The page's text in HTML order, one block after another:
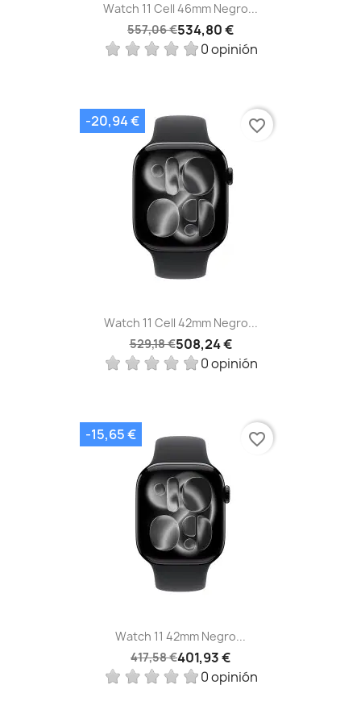
Watch 11 Cell 46mm Negro...
557,06 €534,80 €
0 opinión
Watch 11 Cell 42mm Negro...
529,18 €508,24 €
0 opinión
-20,94 € favorite_border
Watch 11 42mm Negro...
417,58 €401,93 €
0 opinión
-15,65 € favorite_border